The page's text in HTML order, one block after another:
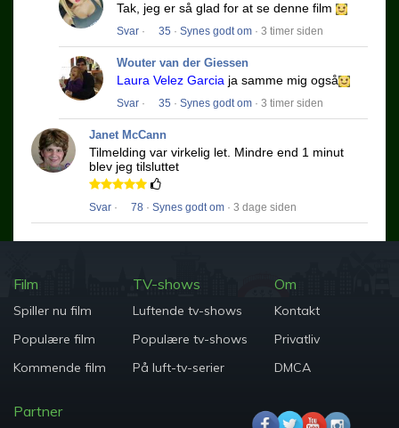
Tak, jeg er så glad for at se denne film
Svar · 35 · Synes godt om · 3 timer siden
Wouter van der Giessen
Laura Velez Garcia ja samme mig også
Svar · 35 · Synes godt om · 3 timer siden
Janet McCann
Tilmelding var virkelig let. Mindre end 1 minut
blev jeg tilsluttet
Svar · 78 · Synes godt om · 3 dage siden
Film
Spiller nu film
Populære film
Kommende film
TV-shows
Luftende tv-shows
Populære tv-shows
På luft-tv-serier
Om
Kontakt
Privatliv
DMCA
Partner